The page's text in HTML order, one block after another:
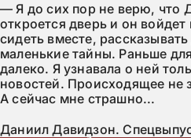
— Я до сих пор не верю, что
откроется дверь и он
сидеть вместе,
маленькие тайны. Раньше
далеко. Я узнавала о ней
новостей. Происходящее не
А сейчас мне страшно...
Даниил Давидзон.